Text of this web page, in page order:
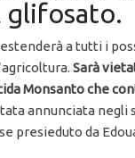
glifosato.
a tutti i
Sarà
Monsanto che
annunciata negli
presieduto da